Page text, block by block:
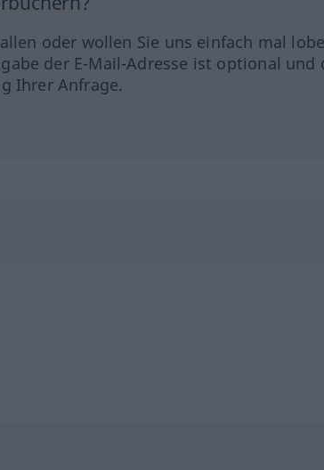
oder wollen Sie uns einfach mal
der E-Mail-Adresse ist optional und
Ihrer Anfrage.